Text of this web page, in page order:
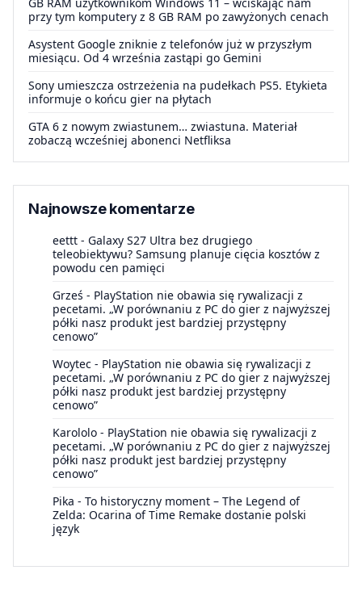
przy tym komputery z 8 GB RAM po zawyżonych cenach
Asystent Google zniknie z telefonów już w przyszłym
miesiącu. Od 4 września zastąpi go Gemini
Sony umieszcza ostrzeżenia na pudełkach PS5. Etykieta
informuje o końcu gier na płytach
GTA 6 z nowym zwiastunem… zwiastuna. Materiał
zobaczą wcześniej abonenci Netfliksa
Najnowsze komentarze
eettt - Galaxy S27 Ultra bez drugiego
teleobiektywu? Samsung planuje cięcia kosztów z
powodu cen pamięci
Grześ - PlayStation nie obawia się rywalizacji z
pecetami. „W porównaniu z PC do gier z najwyższej
półki nasz produkt jest bardziej przystępny
cenowo”
Woytec - PlayStation nie obawia się rywalizacji z
pecetami. „W porównaniu z PC do gier z najwyższej
półki nasz produkt jest bardziej przystępny
cenowo”
Karololo - PlayStation nie obawia się rywalizacji z
pecetami. „W porównaniu z PC do gier z najwyższej
półki nasz produkt jest bardziej przystępny
cenowo”
Pika - To historyczny moment – The Legend of
Zelda: Ocarina of Time Remake dostanie polski
język